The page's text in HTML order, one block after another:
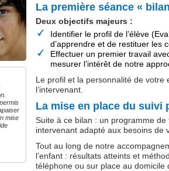
mise
La première séance «
Deux objectifs majeurs :
Identifier le profil de l’élève
d’apprendre et de restituer les
Effectuer un premier travail
mesurer l’intérêt de notre
Le profil et la personnalité de
l’intervenant.
La mise en place du suivi
Suite à ce bilan : un programme
intervenant adapté aux besoins de
Tout au long de notre
l’enfant : résultats atteints et
téléphone ou sur place au domicile